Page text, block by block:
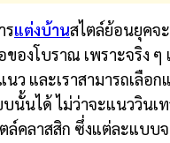
รแต่งบ้านสไตล์ย้อนยุคจ
องโบราณ เพราะจริง ๆ
ว และเราสามารถเลือ
นั้นได้ ไม่ว่าจะแนววินเท
ล์คลาสสิก ซึ่งแต่ละแบบ